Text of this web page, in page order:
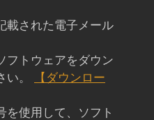
載された電子メール
フトウェアをダウン
い。
【ダウンロー
を使用して、ソフト